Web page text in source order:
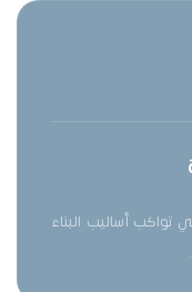
تواكب أساليب البناء